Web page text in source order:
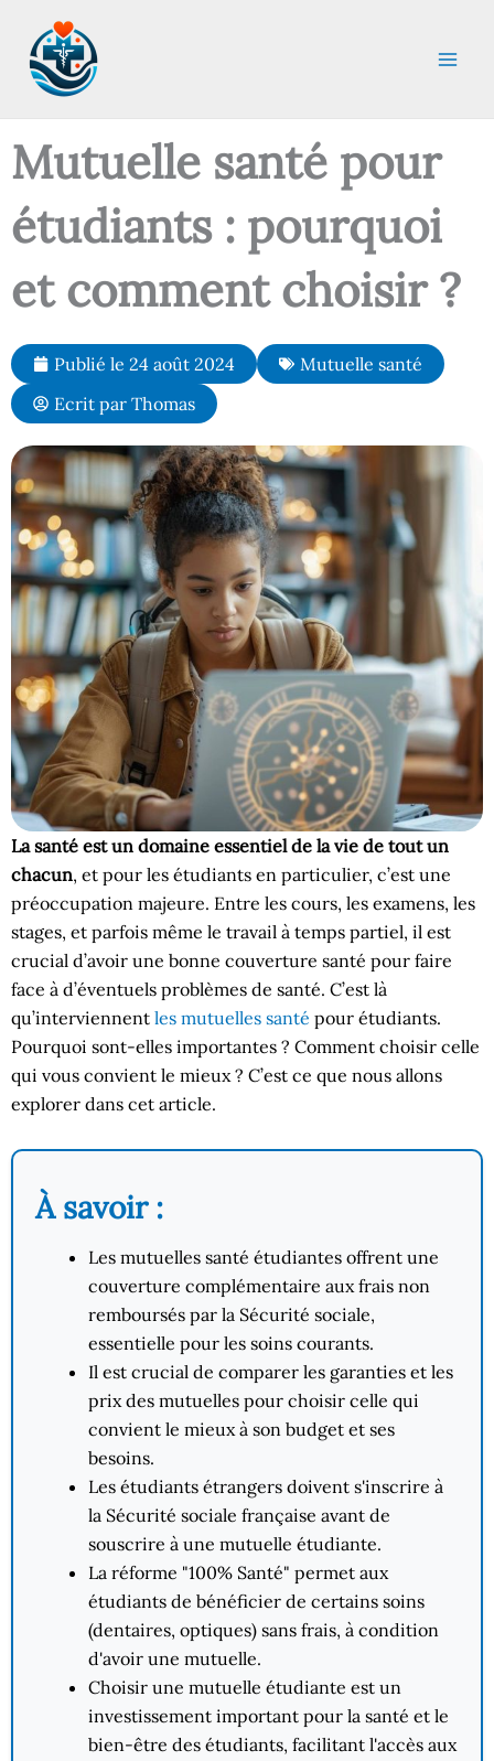
contenu
Mutuelle santé pour
étudiants : pourquoi
et comment choisir ?
Publié le 24 août 2024
Mutuelle santé
Ecrit par Thomas
La santé est un domaine essentiel de la vie de tout un
chacun, et pour les étudiants en particulier, c’est une
préoccupation majeure. Entre les cours, les examens, les
stages, et parfois même le travail à temps partiel, il est
crucial d’avoir une bonne couverture santé pour faire
face à d’éventuels problèmes de santé. C’est là
qu’interviennent les mutuelles santé pour étudiants.
Pourquoi sont-elles importantes ? Comment choisir celle
qui vous convient le mieux ? C’est ce que nous allons
explorer dans cet article.
À savoir :
Les mutuelles santé étudiantes offrent une
couverture complémentaire aux frais non
remboursés par la Sécurité sociale,
essentielle pour les soins courants.
Il est crucial de comparer les garanties et les
prix des mutuelles pour choisir celle qui
convient le mieux à son budget et ses
besoins.
Les étudiants étrangers doivent s'inscrire à
la Sécurité sociale française avant de
souscrire à une mutuelle étudiante.
La réforme "100% Santé" permet aux
étudiants de bénéficier de certains soins
(dentaires, optiques) sans frais, à condition
d'avoir une mutuelle.
Choisir une mutuelle étudiante est un
investissement important pour la santé et le
bien-être des étudiants, facilitant l'accès aux